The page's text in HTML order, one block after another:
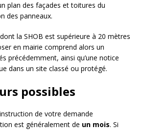
plan des façades et toitures du
des panneaux.
la SHOB est supérieure à 20 mètres
en mairie comprend alors un
précédemment, ainsi qu’une notice
dans un site classé ou protégé.
possibles
de votre demande
est généralement de un mois. Si